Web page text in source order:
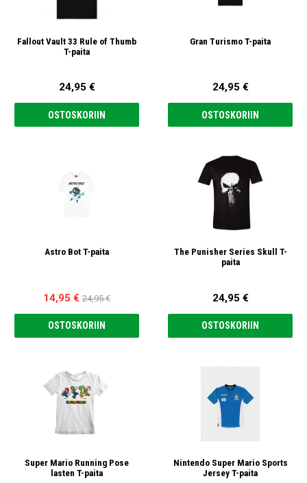
Fallout Vault 33 Rule of Thumb
T-paita
24,95 €
OSTOSKORIIN
Gran Turismo T-paita
24,95 €
OSTOSKORIIN
Astro Bot T-paita
14,95 € 24,95 €
OSTOSKORIIN
The Punisher Series Skull T-
paita
24,95 €
OSTOSKORIIN
Super Mario Running Pose
lasten T-paita
Nintendo Super Mario Sports
Jersey T-paita